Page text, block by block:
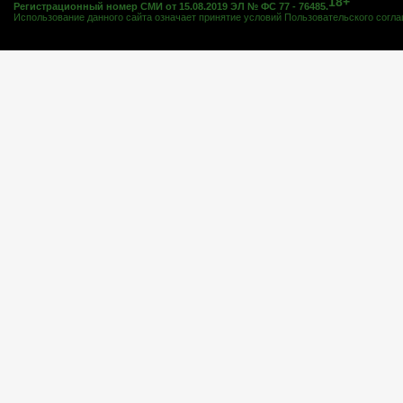
Регистрационный номер СМИ от 15.08.2019 ЭЛ № ФС 77 - 76485.
Использование данного сайта означает принятие условий Пользовательского